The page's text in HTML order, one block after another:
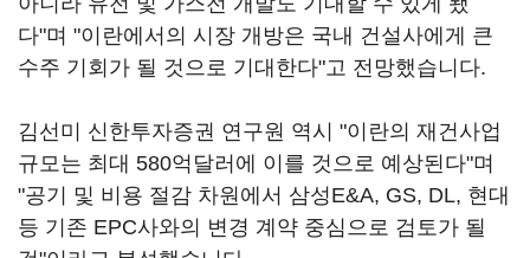
다"며 "이란에서의 시장 개방은 국내 건설사에게 큰
수주 기회가 될 것으로 기대한다"고 전망했습니다.
김선미 신한투자증권 연구원 역시 "이란의 재건사업
규모는 최대 580억달러에 이를 것으로 예상된다"며
"공기 및 비용 절감 차원에서 삼성E&A, GS, DL, 현대
등 기존 EPC사와의 변경 계약 중심으로 검토가 될